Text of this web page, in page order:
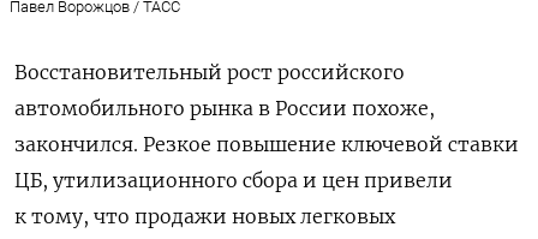
Павел Ворожцов / ТАСС
Восстановительный рост российского
автомобильного рынка в России похоже,
закончился. Резкое повышение ключевой ставки
ЦБ, утилизационного сбора и цен привели
к тому, что продажи новых легковых